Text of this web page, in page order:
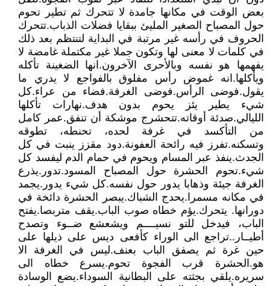
بعض الوقت في مكانها جامدة لا تتحرك ثم تطير تحوم
حول المصباح الصغير المليئ ببقايا فضلات الذباب.تتحرك
الحروف في رأسه غير مرتبة في البداية لتنتظم بعد ذلك
في كلمات لا معنى لها وتكون جملا غير مكتملة غامضة لا
يفهمها هو نفسه وبالأحرى الآخرون.انها الضغينة تأكله
ويأكلها.انه غموض رأس مفلوق بالفواجع لا يدري ما
يقول.فوضى الرأس.فوضى الغرفة.فضاء من عراء.كل
شيء يطير يئز يحوم بدون هدف.نهارات تأكلها
الليالي.صدئة أوقاته.تتحشرج موشكة أن تنفق.عمر كامل
من التأكسد في غرفة لحده، تحنطه، تطوقه
وتسكنه.تفرز فيه رائحة العفونة.دود مقزز ينبت في كل
الجدث.ينفذ عبر المسام ويحوم في حمام الدم ليفسد كل
شيء.تحوم الحشرة حول المصباح المسود.تدور.يذرع
الغرفة جيئة وذهابا يدور حول نفسه.كل شيء يدور.يجمد
في مكانه مسمرا.يحدج الشباك.يبصر الحشرة دائخة في
دورانها. يتحرك.يؤم خطاه صوب الباب.يقف متربصا.يفتح
الباب، فيدخل للتو نسيــــم ويشعشع ضــوء وتصدح
أطيــار..تراجع الى الوراء كأفعى ديس على ذيلها على
حين غرة ثم يصفق الباب بعنف.ليس في الغرفة الا
هو.الحشرة قرب الفجوة تحوم.يسرع خطاه الى
سريره.يلقي بجثته على البطانية السوداء.يضع الوسادة